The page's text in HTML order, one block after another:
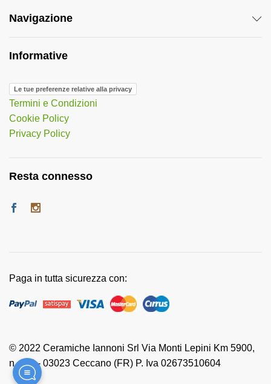
Navigazione
Informative
Le tue preferenze relative alla privacy
Termini e Condizioni
Cookie Policy
Privacy Policy
Resta connesso
© 2022 Ceramiche Iannoni Srl Via Monti Lepini Km 5900,
n. 118 - 03023 Ceccano (FR) P. Iva 02673510604
Paga in tutta sicurezza con: